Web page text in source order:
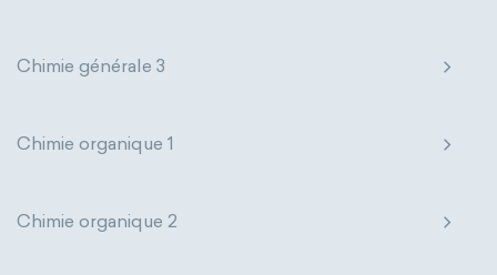
Chimie générale 3
Chimie organique 1
Chimie organique 2